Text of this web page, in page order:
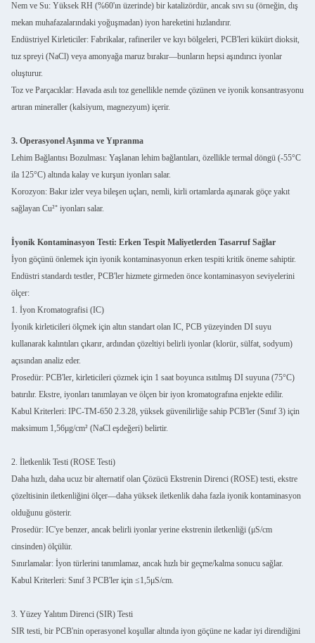
Nem ve Su: Yüksek RH (%60'ın üzerinde) bir katalizördür, ancak sıvı su (örneğin, dış
mekan muhafazalarındaki yoğuşmadan) iyon hareketini hızlandırır.
Endüstriyel Kirleticiler: Fabrikalar, rafineriler ve kıyı bölgeleri, PCB'leri kükürt dioksit,
tuz spreyi (NaCl) veya amonyağa maruz bırakır—bunların hepsi aşındırıcı iyonlar
oluşturur.
Toz ve Parçacıklar: Havada asılı toz genellikle nemde çözünen ve iyonik konsantrasyonu
artıran mineraller (kalsiyum, magnezyum) içerir.
3. Operasyonel Aşınma ve Yıpranma
Lehim Bağlantısı Bozulması: Yaşlanan lehim bağlantıları, özellikle termal döngü (-55°C
ila 125°C) altında kalay ve kurşun iyonları salar.
Korozyon: Bakır izler veya bileşen uçları, nemli, kirli ortamlarda aşınarak göçe yakıt
sağlayan Cu²⁺ iyonları salar.
İyonik Kontaminasyon Testi: Erken Tespit Maliyetlerden Tasarruf Sağlar
İyon göçünü önlemek için iyonik kontaminasyonun erken tespiti kritik öneme sahiptir.
Endüstri standardı testler, PCB'ler hizmete girmeden önce kontaminasyon seviyelerini
ölçer:
1. İyon Kromatografisi (IC)
İyonik kirleticileri ölçmek için altın standart olan IC, PCB yüzeyinden DI suyu
kullanarak kalıntıları çıkarır, ardından çözeltiyi belirli iyonlar (klorür, sülfat, sodyum)
açısından analiz eder.
Prosedür: PCB'ler, kirleticileri çözmek için 1 saat boyunca ısıtılmış DI suyuna (75°C)
batırılır. Ekstre, iyonları tanımlayan ve ölçen bir iyon kromatografına enjekte edilir.
Kabul Kriterleri: IPC-TM-650 2.3.28, yüksek güvenilirliğe sahip PCB'ler (Sınıf 3) için
maksimum 1,56μg/cm² (NaCl eşdeğeri) belirtir.
2. İletkenlik Testi (ROSE Testi)
Daha hızlı, daha ucuz bir alternatif olan Çözücü Ekstrenin Direnci (ROSE) testi, ekstre
çözeltisinin iletkenliğini ölçer—daha yüksek iletkenlik daha fazla iyonik kontaminasyon
olduğunu gösterir.
Prosedür: IC'ye benzer, ancak belirli iyonlar yerine ekstrenin iletkenliği (μS/cm
cinsinden) ölçülür.
Sınırlamalar: İyon türlerini tanımlamaz, ancak hızlı bir geçme/kalma sonucu sağlar.
Kabul Kriterleri: Sınıf 3 PCB'ler için ≤1,5μS/cm.
3. Yüzey Yalıtım Direnci (SIR) Testi
SIR testi, bir PCB'nin operasyonel koşullar altında iyon göçüne ne kadar iyi direndiğini